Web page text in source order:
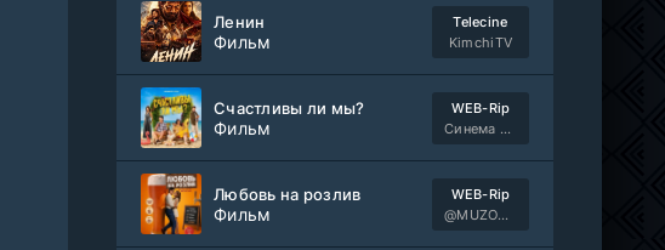
Ленин
Фильм
Telecine
KimchiTV
Счастливы ли мы?
Фильм
WEB-Rip
Синема УС
Любовь на розлив
Фильм
WEB-Rip
@MUZOBOZ@